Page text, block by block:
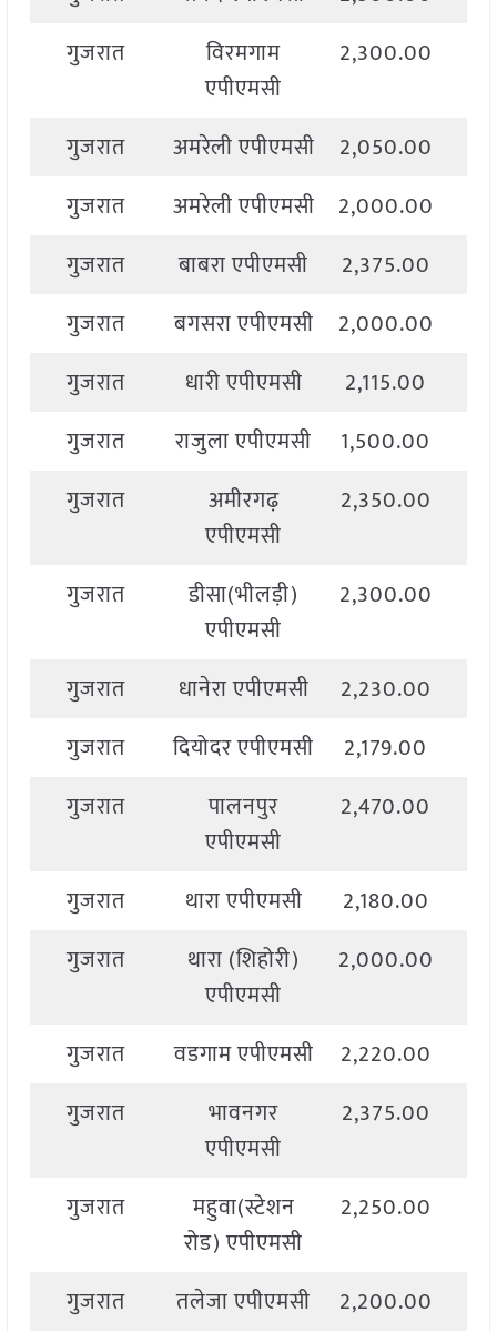
गुजरात
विरमगाम
एपीएमसी
2,300.00
गुजरात अमरेली एपीएमसी 2,050.00
गुजरात
अमरेली एपीएमसी 2,000.00
गुजरात
बाबरा एपीएमसी 2,375.00
गुजरात
बगसरा एपीएमसी 2,000.00
गुजरात
धारी एपीएमसी 2,115.00
गुजरात
राजुला एपीएमसी 1,500.00
गुजरात
अमीरगढ़
एपीएमसी
2,350.00
गुजरात
डीसा(भीलड़ी)
एपीएमसी
2,300.00
गुजरात धानेरा एपीएमसी 2,230.00
गुजरात
दियोदर एपीएमसी 2,179.00
गुजरात
पालनपुर
एपीएमसी
2,470.00
गुजरात थारा एपीएमसी 2,180.00
गुजरात
थारा (शिहोरी)
एपीएमसी
2,000.00
गुजरात वडगाम एपीएमसी 2,220.00
गुजरात
भावनगर
एपीएमसी
2,375.00
गुजरात
महुवा(स्टेशन
रोड) एपीएमसी
2,250.00
गुजरात तलेजा एपीएमसी 2,200.00